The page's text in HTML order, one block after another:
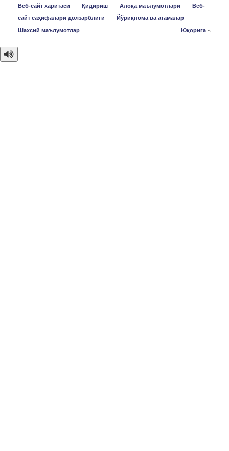
Веб-сайт харитаси Қидириш Алоқа маълумотлари
Веб-
сайт саҳифалари долзарблиги
Йўриқнома ва атамалар
Шахсий маълумотлар
Юқорига